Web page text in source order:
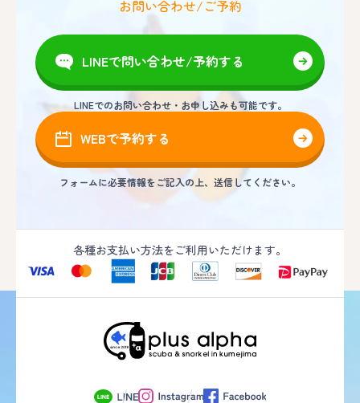
お問い合わせ/ご予約
LINEで問い合わせ/予約する
LINEでのお問い合わせ・お申し込みも可能です。
WEBで予約する
フォームに必要情報をご記入の上、送信してください。
各種お支払い方法をご利用いただけます。